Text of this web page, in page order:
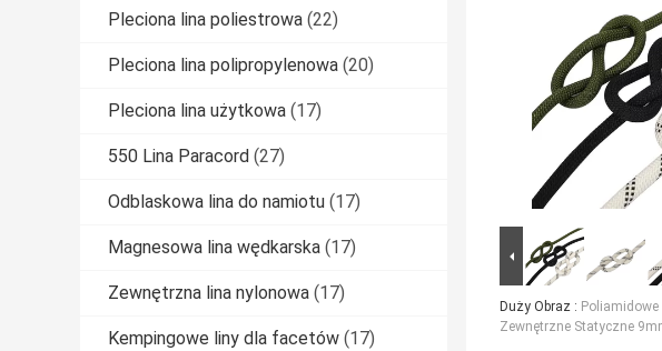
Pleciona lina poliestrowa (22)
Pleciona lina polipropylenowa (20)
Pleciona lina użytkowa (17)
550 Lina Paracord (27)
Odblaskowa lina do namiotu (17)
Magnesowa lina wędkarska (17)
Zewnętrzna lina nylonowa (17)
Kempingowe liny dla facetów (17)
Duży Obraz :
Zewnętrzne Statyczne